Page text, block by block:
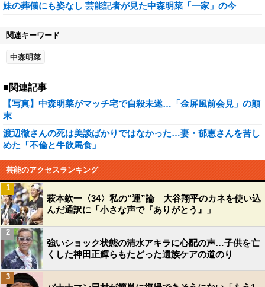
妹の葬儀にも姿なし 芸能記者が見た中森明菜「一家」の今
関連キーワード
中森明菜
■関連記事
【写真】中森明菜がマッチ宅で自殺未遂…「金屏風前会見」の顛
末
渡辺徹さんの死は美談ばかりではなかった…妻・郁恵さんを苦し
めた「不倫と牛飲馬食」
芸能のアクセスランキング
萩本欽一〈34〉私の“運”論 大谷翔平のカネを使い込
んだ通訳に「小さな声で『ありがとう』」
1
強いショック状態の清水アキラに心配の声…子供を亡
くした神田正輝らもたどった遺族ケアの道のり
2
3